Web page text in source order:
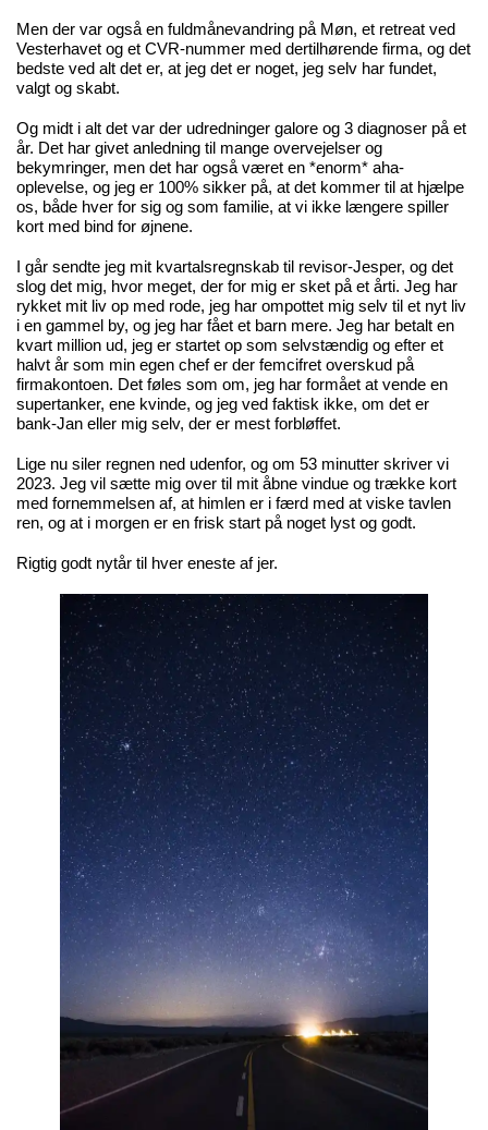
Men der var også en fuldmånevandring på Møn, et retreat ved
Vesterhavet og et CVR-nummer med dertilhørende firma, og det
bedste ved alt det er, at jeg det er noget, jeg selv har fundet,
valgt og skabt.
Og midt i alt det var der udredninger galore og 3 diagnoser på et
år. Det har givet anledning til mange overvejelser og
bekymringer, men det har også været en *enorm* aha-
oplevelse, og jeg er 100% sikker på, at det kommer til at hjælpe
os, både hver for sig og som familie, at vi ikke længere spiller
kort med bind for øjnene.
I går sendte jeg mit kvartalsregnskab til revisor-Jesper, og det
slog det mig, hvor meget, der for mig er sket på et årti. Jeg har
rykket mit liv op med rode, jeg har ompottet mig selv til et nyt liv
i en gammel by, og jeg har fået et barn mere. Jeg har betalt en
kvart million ud, jeg er startet op som selvstændig og efter et
halvt år som min egen chef er der femcifret overskud på
firmakontoen. Det føles som om, jeg har formået at vende en
supertanker, ene kvinde, og jeg ved faktisk ikke, om det er
bank-Jan eller mig selv, der er mest forbløffet.
Lige nu siler regnen ned udenfor, og om 53 minutter skriver vi
2023. Jeg vil sætte mig over til mit åbne vindue og trække kort
med fornemmelsen af, at himlen er i færd med at viske tavlen
ren, og at i morgen er en frisk start på noget lyst og godt.
Rigtig godt nytår til hver eneste af jer.